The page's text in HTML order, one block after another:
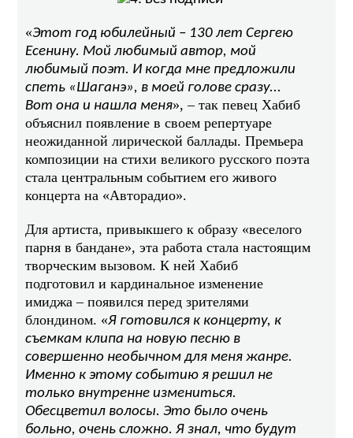
«Этот год юбилейный – 130 лет Сергею
Есенину. Мой любимый автор, мой
любимый поэт. И когда мне предложили
спеть «Шаганэ», в моей голове сразу...
Вот она и нашла меня», – так певец Хабиб
объяснил появление в своем репертуаре
неожиданной лирической баллады. Премьера
композиции на стихи великого русского поэта
стала центральным событием его живого
концерта на «Авторадио».
Для артиста, привыкшего к образу «веселого
парня в бандане», эта работа стала настоящим
творческим вызовом. К ней Хабиб
подготовил и кардинальное изменение
имиджа – появился перед зрителями
блондином. «Я готовился к концерту, к
съемкам клипа на новую песню в
совершенно необычном для меня жанре.
Именно к этому событию я решил не
только внутренне измениться.
Обесцветил волосы. Это было очень
больно, очень сложно. Я знал, что будут